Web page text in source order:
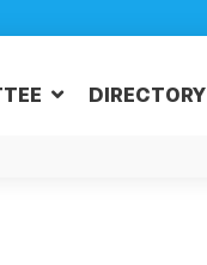
DIRECTORY